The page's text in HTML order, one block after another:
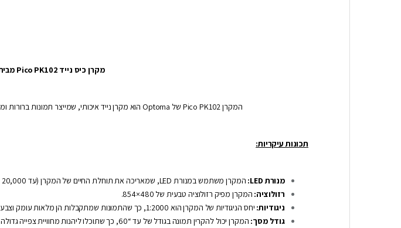
מקרן כיס נייד Pico PK102 מבית החברה העולמית Optoma
המקרן Pico PK102 של Optoma הוא מקרן נייד איכותי, שמייצר תמונות ברורות ומפורטות ומתאים למגוון רחב של שימושים, כולל פרזנטציות, קריוקי, מצגות ועוד.
תכונות עיקריות:
מנורת LED:
המקרן משתמש במנורת LED, שמאריכה את תוחלת החיים של המקרן (עד 20,000 שעות).
רזולוציה: המקרן מפיק רזולוציה טבעית של 480×854.
ניגודיות: יחס הניגודיות של המקרן הוא 1:2000, כך שהתמונות שמתקבלות הן מלאות עומק וצבע.
גודל מסך: המקרן יכול להקרין תמונה בגודל של עד “60, כך שתוכלו ליהנות מחוויית צפייה גדולה עם מכשיר קטנטן שנכנס לכיס.